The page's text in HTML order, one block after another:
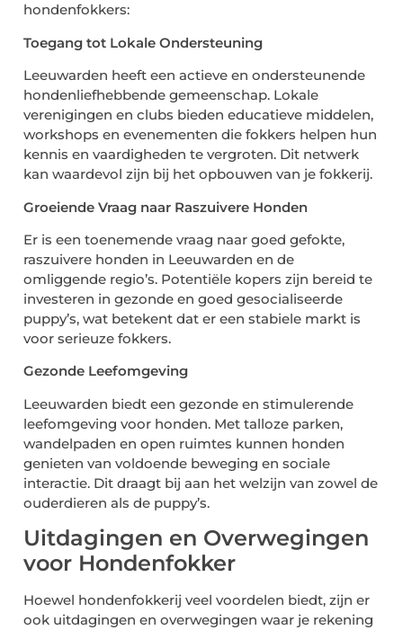
hondenfokkers:
Toegang tot Lokale Ondersteuning
Leeuwarden heeft een actieve en ondersteunende
hondenliefhebbende gemeenschap. Lokale
verenigingen en clubs bieden educatieve middelen,
workshops en evenementen die fokkers helpen hun
kennis en vaardigheden te vergroten. Dit netwerk
kan waardevol zijn bij het opbouwen van je fokkerij.
Groeiende Vraag naar Raszuivere Honden
Er is een toenemende vraag naar goed gefokte,
raszuivere honden in Leeuwarden en de
omliggende regio’s. Potentiële kopers zijn bereid te
investeren in gezonde en goed gesocialiseerde
puppy’s, wat betekent dat er een stabiele markt is
voor serieuze fokkers.
Gezonde Leefomgeving
Leeuwarden biedt een gezonde en stimulerende
leefomgeving voor honden. Met talloze parken,
wandelpaden en open ruimtes kunnen honden
genieten van voldoende beweging en sociale
interactie. Dit draagt bij aan het welzijn van zowel de
ouderdieren als de puppy’s.
Uitdagingen en Overwegingen
voor Hondenfokker
Hoewel hondenfokkerij veel voordelen biedt, zijn er
ook uitdagingen en overwegingen waar je rekening